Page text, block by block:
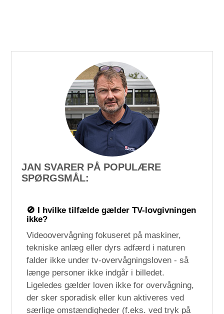
JAN SVARER PÅ POPULÆRE
SPØRGSMÅL:
🚫 I hvilke tilfælde gælder TV-lovgivningen
ikke?
Videoovervågning fokuseret på maskiner,
tekniske anlæg eller dyrs adfærd i naturen
falder ikke under tv-overvågningsloven - så
længe personer ikke indgår i billedet.
Ligeledes gælder loven ikke for overvågning,
der sker sporadisk eller kun aktiveres ved
særlige omstændigheder (f.eks. ved tryk på